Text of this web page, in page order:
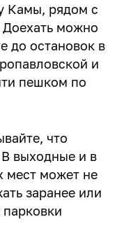
Камы, рядом с
Доехать можно
до остановок в
и
пешком по
что
выходные и в
мест может не
заранее или